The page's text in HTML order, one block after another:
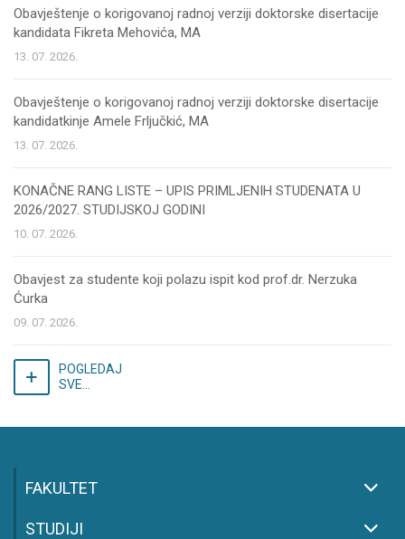
Obavještenje o korigovanoj radnoj verziji doktorske disertacije
kandidata Fikreta Mehovića, MA
13. 07. 2026.
Obavještenje o korigovanoj radnoj verziji doktorske disertacije
kandidatkinje Amele Frljučkić, MA
13. 07. 2026.
KONAČNE RANG LISTE – UPIS PRIMLJENIH STUDENATA U
2026/2027. STUDIJSKOJ GODINI
10. 07. 2026.
Obavjest za studente koji polazu ispit kod prof.dr. Nerzuka
Ćurka
09. 07. 2026.
POGLEDAJ
SVE...
FAKULTET
STUDIJI